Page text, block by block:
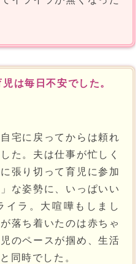
は毎日不安でした。
宅に戻ってからは頼れ
た。夫は仕事が忙しく
張り切って育児に参加
な姿勢に、いっぱいい
イラ。大喧嘩もしまし
落ち着いたのは赤ちゃ
のペースが掴め、生活
同時でした。